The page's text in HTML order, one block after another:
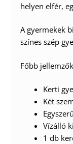
helyen elfér,
A gyermekek
színes szép
Főbb
Kerti
Két
Vízálló
1 db